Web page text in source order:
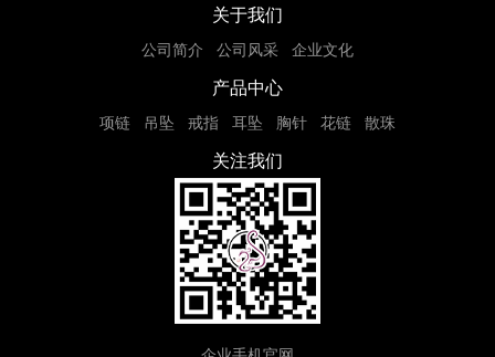
关于我们
公司简介 公司风采 企业文化
产品中心
项链 吊坠 戒指 耳坠 胸针 花链 散珠
关注我们